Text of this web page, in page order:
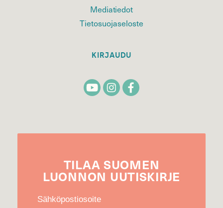
Mediatiedot
Tietosuojaseloste
KIRJAUDU
TILAA SUOMEN
LUONNON UUTIS­KIRJE
Sähköpostiosoite